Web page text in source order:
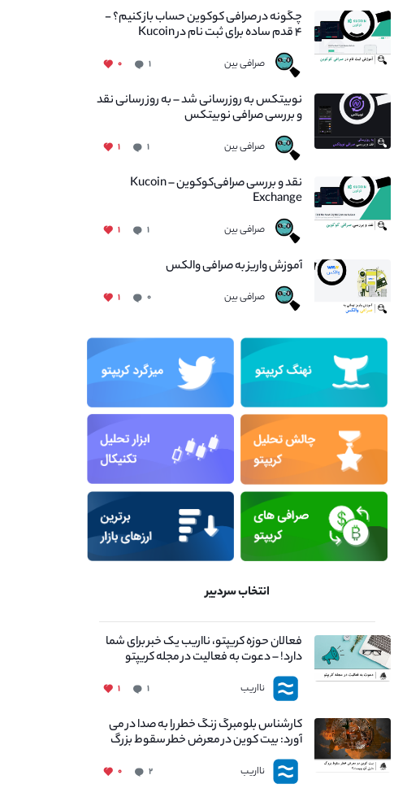
چگونه در صرافی کوکوین حساب باز کنیم؟ -
۴ قدم ساده برای ثبت نام در Kucoin
صرافی بین ۱ ۰
نوبیتکس به روزرسانی شد – به روز رسانی نقد
و بررسی صرافی نوبیتکس
صرافی بین ۱ ۱
نقد و بررسی صرافی‌کوکوین – Kucoin
Exchange
صرافی بین ۱ ۱
آموزش واریز به صرافی والکس
صرافی بین ۰ ۱
انتخاب سردبیر
فعالان حوزه کریپتو، نااریب یک خبر برای شما
دارد! – دعوت به فعالیت در مجله کریپتو
نااریب ۱ ۱
کارشناس بلومبرگ زنگ خطر را به صدا در می
آورد: بیت کوین در معرض خطر سقوط بزرگ
است - دلیل آن چیست؟
نااریب ۲ ۰